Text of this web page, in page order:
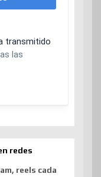
redes
reels cada